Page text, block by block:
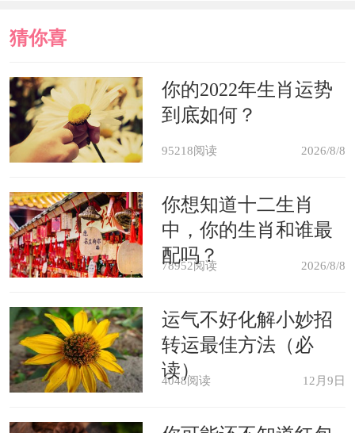
面都会有所降低。但是将貔貅制成手链
随身携带，在貔貅的作用之下，属猪人
在偏财方面却能够有很好的收获，比如
买彩票中奖，打麻将赢钱，或者是参加
商场抽奖中得一等奖等等。这些好事都
会因为貔貅的存在，而发生在属猪人的
貔貅也会帮助属猪人守护好手中的财
富，避开一些经济上的损失，不至于陷
入经济紧张的局面。属猪人在2021年可
以随身佩戴一件【月石缘济财迎禄手
猜你喜
欢
你的2022年生肖运势
到底如何？
95218阅读 2026/8/8
你想知道十二生肖
中，你的生肖和谁最
配吗？
78952阅读 2026/8/8
运气不好化解小妙招
转运最佳方法（必
读）
4048阅读 12月9日